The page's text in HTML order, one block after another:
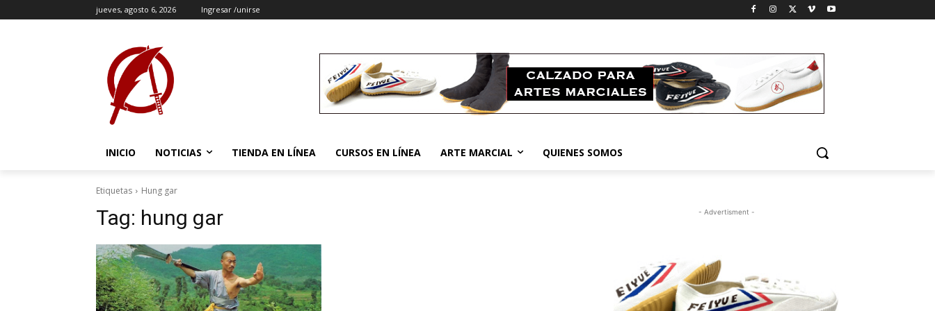
jueves, agosto 6, 2026 Ingresar /unirse
INICIO NOTICIAS TIENDA EN LÍNEA CURSOS EN LÍNEA ARTE MARCIAL QUIENES SOMOS
Etiquetas Hung gar
Tag: hung gar - Advertisment -